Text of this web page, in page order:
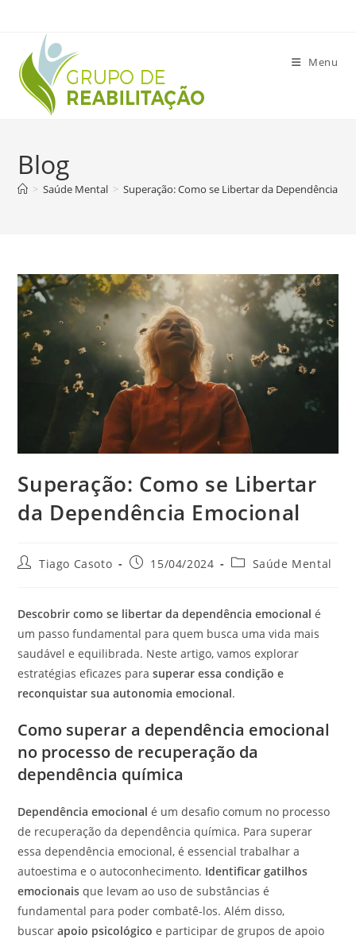
conteúdo
Menu
Blog
> Saúde Mental > Superação: Como se Libertar da Dependência
Superação: Como se Libertar
da Dependência Emocional
AutorTiago Casoto
Post15/04/2024
Categoria
Saúde Mental
Descobrir como se libertar da dependência emocional é
um passo fundamental para quem busca uma vida mais
saudável e equilibrada. Neste artigo, vamos explorar
estratégias eficazes parasuperar essa condição e
reconquistar sua autonomia emocional.
Como superar a dependência emocional
no processo de recuperação da
dependência química
Dependência emocional é um desafio comum no processo
de recuperação da dependência química. Para superar
essa dependência emocional, é essencial trabalhar a
autoestima e o autoconhecimento. Identificar gatilhos
emocionais que levam ao uso de substâncias é
fundamental para poder combatê-los. Além disso,
buscarapoio psicológico e participar de grupos de apoio